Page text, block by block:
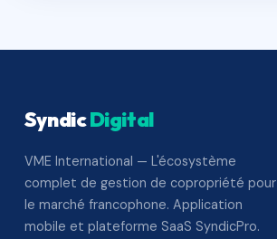
SyndicDigital
VME International — L'écosystème
complet de gestion de copropriété pour
le marché francophone. Application
mobile et plateforme SaaS SyndicPro.